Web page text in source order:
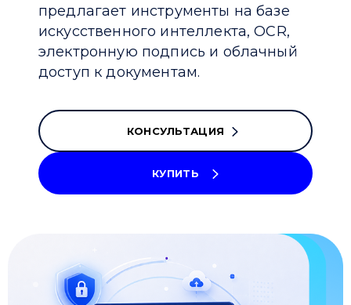
предлагает инструменты на базе
искусственного интеллекта, OCR,
электронную подпись и облачный
доступ к документам.
КОНСУЛЬТАЦИЯ
КУПИТЬ